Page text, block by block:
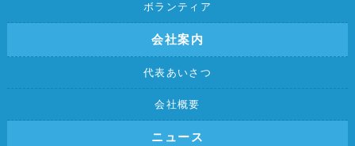
ボランティア
会社案内
代表あいさつ
会社概要
ニュース